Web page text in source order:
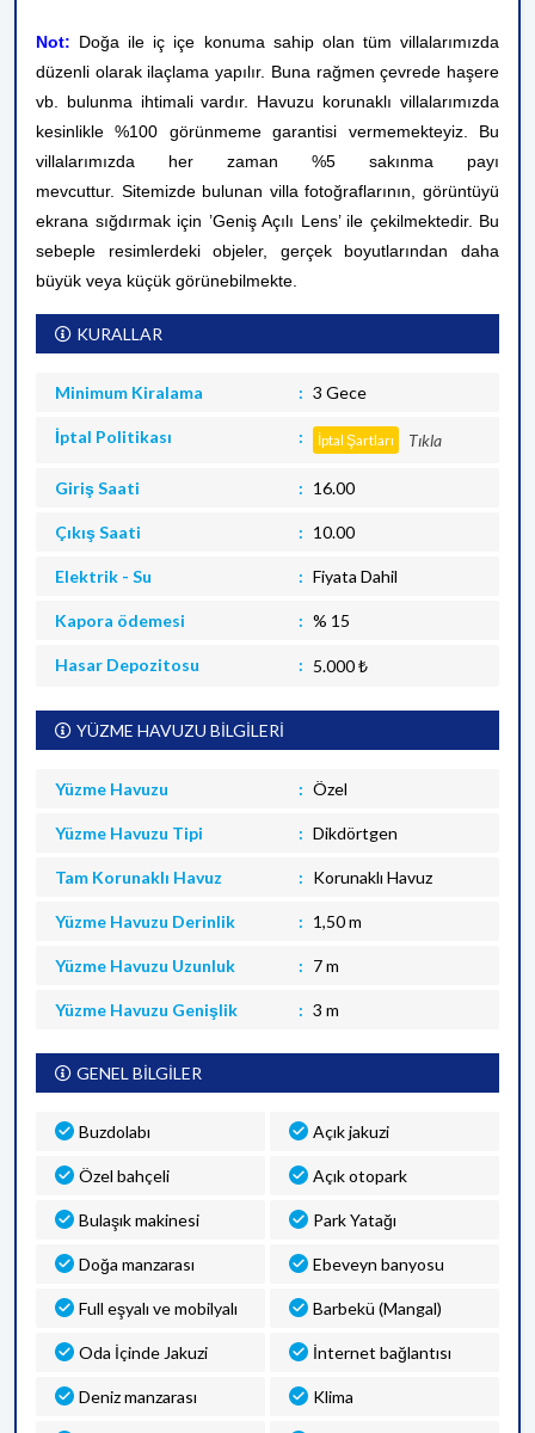
Not: Doğa ile iç içe konuma sahip olan tüm villalarımızda
düzenli olarak ilaçlama yapılır. Buna rağmen çevrede haşere
vb. bulunma ihtimali vardır. Havuzu korunaklı villalarımızda
kesinlikle %100 görünmeme garantisi vermemekteyiz. Bu
villalarımızda her zaman %5 sakınma payı
mevcuttur. Sitemizde bulunan villa fotoğraflarının, görüntüyü
ekrana sığdırmak için ’Geniş Açılı Lens’ ile çekilmektedir. Bu
sebeple resimlerdeki objeler, gerçek boyutlarından daha
büyük veya küçük görünebilmekte.
KURALLAR
Minimum Kiralama 3 Gece
İptal Politikası İptal Şartları Tıkla
Giriş Saati 16.00
Çıkış Saati 10.00
Elektrik - Su Fiyata Dahil
Kapora ödemesi % 15
Hasar Depozitosu 5.000 ₺
YÜZME HAVUZU BİLGİLERİ
Yüzme Havuzu Özel
Yüzme Havuzu Tipi Dikdörtgen
Tam Korunaklı Havuz Korunaklı Havuz
Yüzme Havuzu Derinlik 1,50 m
Yüzme Havuzu Uzunluk 7 m
Yüzme Havuzu Genişlik 3 m
GENEL BİLGİLER
Buzdolabı Açık jakuzi
Özel bahçeli Açık otopark
Bulaşık makinesi Park Yatağı
Doğa manzarası Ebeveyn banyosu
Full eşyalı ve mobilyalı Barbekü (Mangal)
Oda İçinde Jakuzi İnternet bağlantısı
Deniz manzarası Klima